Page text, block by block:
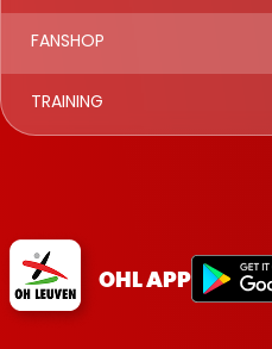
FANSHOP
TRAINING
OHL APP